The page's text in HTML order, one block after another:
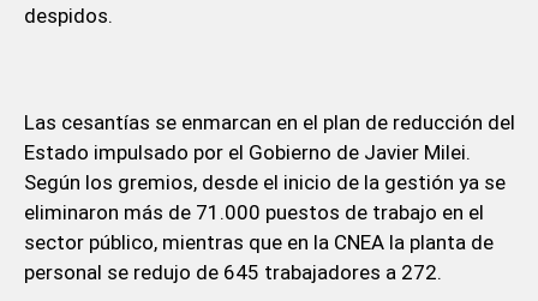
despidos.
Las cesantías se enmarcan en el plan de reducción del
Estado impulsado por el Gobierno de Javier Milei.
Según los gremios, desde el inicio de la gestión ya se
eliminaron más de 71.000 puestos de trabajo en el
sector público, mientras que en la CNEA la planta de
personal se redujo de 645 trabajadores a 272.